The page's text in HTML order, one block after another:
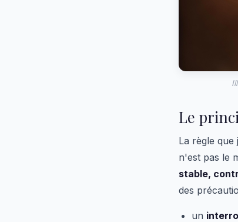
Le
La règle que
n'est pas le
stable,
des
un